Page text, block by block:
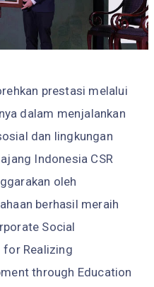
prestasi melalui
dalam menjalankan
dan lingkungan
Indonesia CSR
oleh
berhasil meraih
Social
for Realizing
through Education